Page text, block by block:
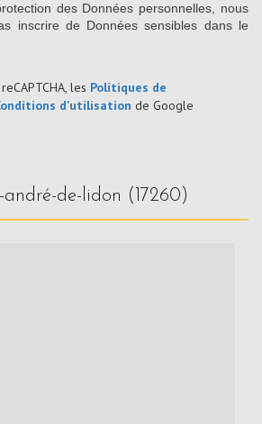
des Données personnelles, nous
inscrire de Données sensibles dans le
les Politiques de
d'utilisation de Google
andré-de-lidon (17260)